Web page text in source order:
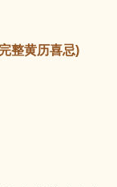
整黄历喜忌)